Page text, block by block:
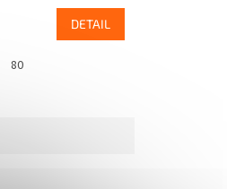
DETAIL
80